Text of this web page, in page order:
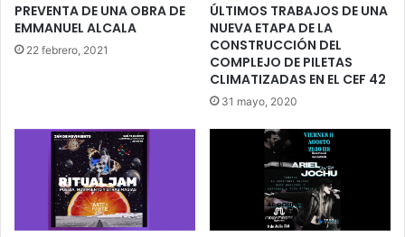
PREVENTA DE UNA OBRA DE
EMMANUEL ALCALA
22 febrero, 2021
ÚLTIMOS TRABAJOS DE UNA
NUEVA ETAPA DE LA
CONSTRUCCIÓN DEL
COMPLEJO DE PILETAS
CLIMATIZADAS EN EL CEF 42
31 mayo, 2020